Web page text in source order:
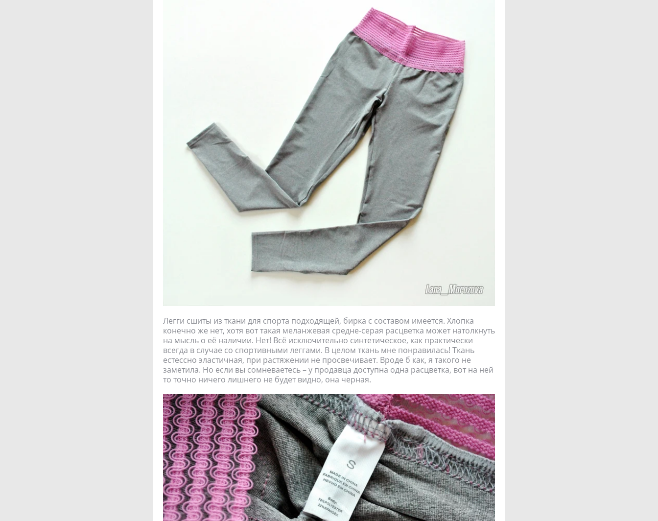
Легги сшиты из ткани для спорта подходящей, бирка с составом имеется. Хлопка
конечно же нет, хотя вот такая меланжевая средне-серая расцветка может натолкнуть
на мысль о её наличии. Нет! Всё исключительно синтетическое, как практически
всегда в случае со спортивными леггами. В целом ткань мне понравилась! Ткань
естессно эластичная, при растяжении не просвечивает. Вроде б как, я такого не
заметила. Но если вы сомневаетесь – у продавца доступна одна расцветка, вот на ней
то точно ничего лишнего не будет видно, она черная.